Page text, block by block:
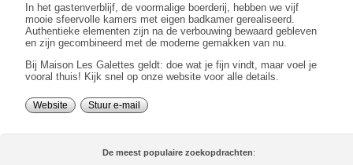
In het gastenverblijf, de voormalige boerderij, hebben we vijf
mooie sfeervolle kamers met eigen badkamer gerealiseerd.
Authentieke elementen zijn na de verbouwing bewaard gebleven
en zijn gecombineerd met de moderne gemakken van nu.
Bij Maison Les Galettes geldt: doe wat je fijn vindt, maar voel je
vooral thuis! Kijk snel op onze website voor alle details.
Website Stuur e-mail
De meest populaire zoekopdrachten: